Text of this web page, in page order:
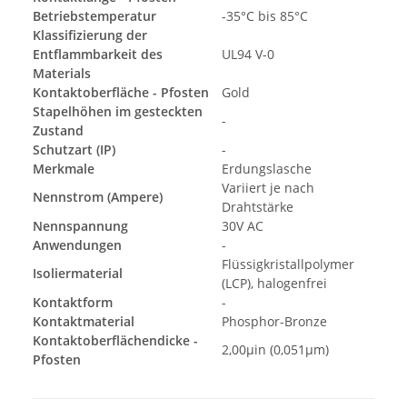
Betriebstemperatur
-35°C bis 85°C
Klassifizierung der
Entflammbarkeit des
Materials
UL94 V-0
Kontaktoberfläche - Pfosten
Gold
Stapelhöhen im gesteckten
Zustand
-
Schutzart (IP)
-
Merkmale
Erdungslasche
Nennstrom (Ampere)
Variiert je nach
Drahtstärke
Nennspannung
30V AC
Anwendungen
-
Isoliermaterial
Flüssigkristallpolymer
(LCP), halogenfrei
Kontaktform
-
Kontaktmaterial
Phosphor-Bronze
Kontaktoberflächendicke -
Pfosten
2,00µin (0,051µm)